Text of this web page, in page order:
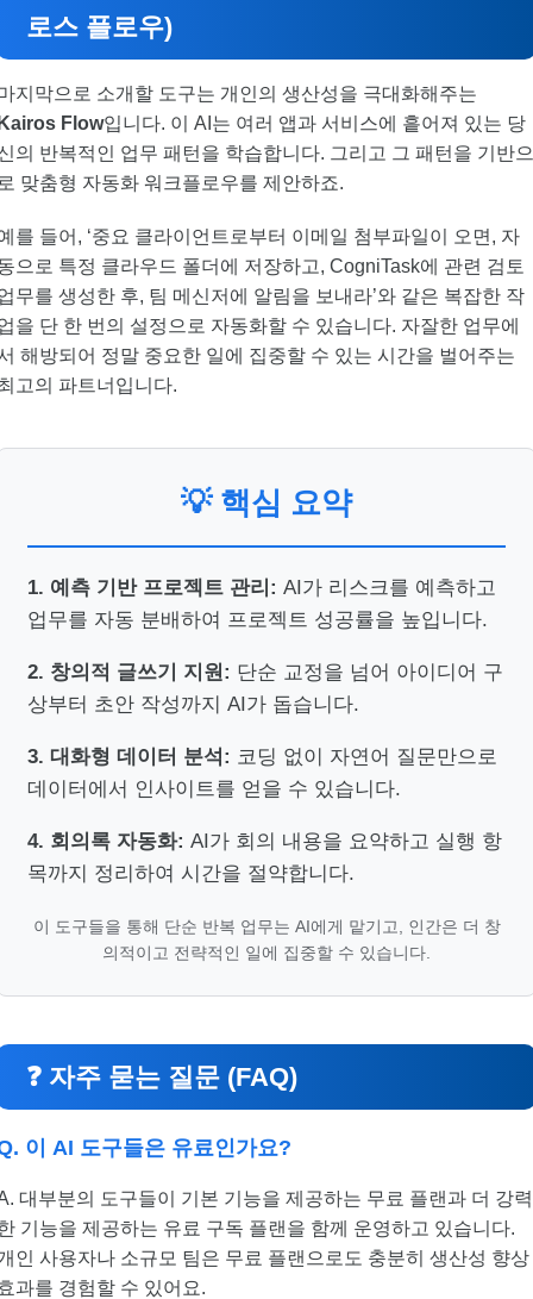
로스 플로우)
지막으로 소개할 도구는 개인의 생산성을 극대화해주는
Flow입니다. 이 AI는 여러 앱과 서비스에 흩어져 있는 당
의 반복적인 업무 패턴을 학습합니다. 그리고 그 패턴을 기반
맞춤형 자동화 워크플로우를 제안하죠.
를 들어, ‘중요 클라이언트로부터 이메일 첨부파일이 오면, 자
으로 특정 클라우드 폴더에 저장하고, CogniTask에 관련 검토
무를 생성한 후, 팀 메신저에 알림을 보내라’와 같은 복잡한 작
을 단 한 번의 설정으로 자동화할 수 있습니다. 자잘한 업무에
해방되어 정말 중요한 일에 집중할 수 있는 시간을 벌어주는
고의 파트너입니다.
💡 핵심 요약
1. 예측 기반 프로젝트 관리: AI가 리스크를 예측하고
업무를 자동 분배하여 프로젝트 성공률을 높입니다.
2. 창의적 글쓰기 지원: 단순 교정을 넘어 아이디어 구
상부터 초안 작성까지 AI가 돕습니다.
3. 대화형 데이터 분석: 코딩 없이 자연어 질문만으로
데이터에서 인사이트를 얻을 수 있습니다.
4. 회의록 자동화: AI가 회의 내용을 요약하고 실행 항
목까지 정리하여 시간을 절약합니다.
이 도구들을 통해 단순 반복 업무는 AI에게 맡기고, 인간은 더 창
의적이고 전략적인 일에 집중할 수 있습니다.
❓ 자주 묻는 질문 (FAQ)
이 AI 도구들은 유료인가요?
대부분의 도구들이 기본 기능을 제공하는 무료 플랜과 더 강력
기능을 제공하는 유료 구독 플랜을 함께 운영하고 있습니다.
인 사용자나 소규모 팀은 무료 플랜으로도 충분히 생산성 향상
과를 경험할 수 있어요.